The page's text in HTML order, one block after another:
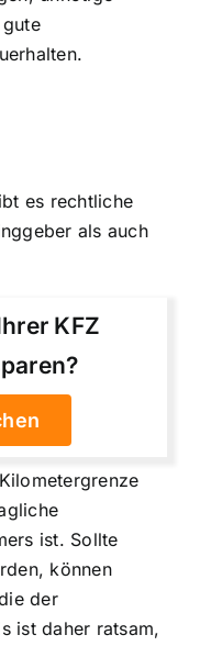
es rechtliche
als auch
KFZ
ist. Sollte
können
der
ist daher ratsam,